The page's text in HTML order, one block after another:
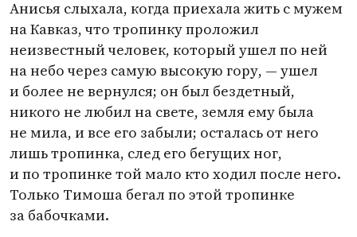
Анисья слыхала, когда приехала жить с мужем
на Кавказ, что тропинку проложил
неизвестный человек, который ушел по ней
на небо через самую высокую гору, — ушел
и более не вернулся; он был бездетный,
никого не любил на свете, земля ему была
не мила, и все его забыли; осталась от него
лишь тропинка, след его бегущих ног,
и по тропинке той мало кто ходил после него.
Только Тимоша бегал по этой тропинке
за бабочками.